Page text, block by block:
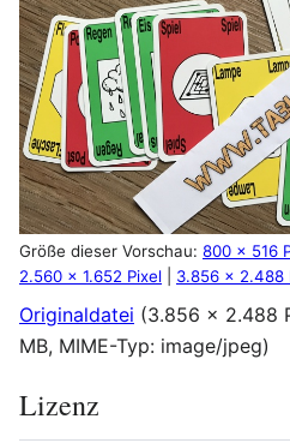
Größe dieser Vorschau: 800 × 516
2.560 × 1.652 Pixel
3.856 × 2.488
Originaldatei (3.856 × 2.488
MB, MIME-Typ: image/jpeg)
Lizenz